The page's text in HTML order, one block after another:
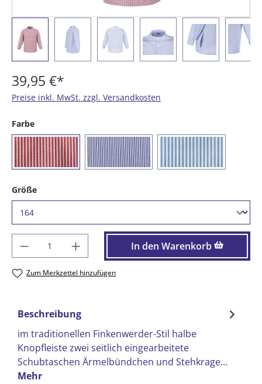
39,95 €*
Preise inkl. MwSt. zzgl. Versandkosten
Farbeauswählen
(023) rot/weiß gestreift(054) marine / weiß gestreift
Größeauswählen
Produkt Anzahl: Gib den gewünschten
In den Warenkorb
Zum Merkzettel hinzufügen
Beschreibung
im traditionellen Finkenwerder-Stil halbe
Knopfleiste zwei seitlich eingearbeitete
Schubtaschen Ärmelbündchen und Stehkrage…
Mehr